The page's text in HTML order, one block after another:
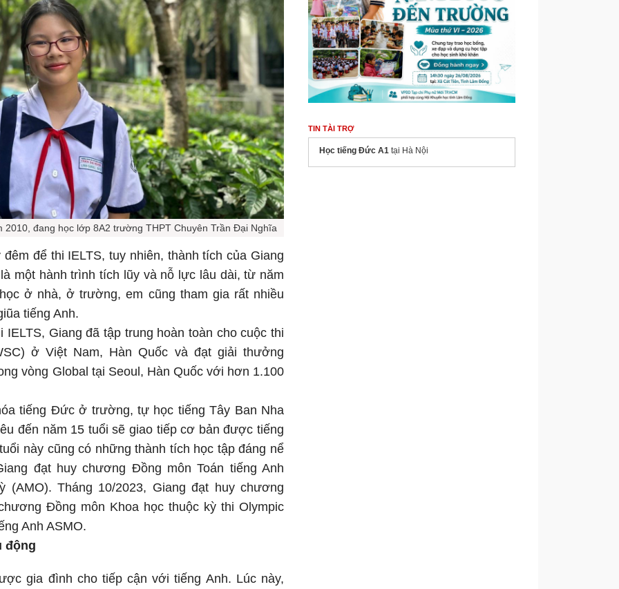
2010, đang học lớp 8A2 trường THPT Chuyên Trần Đại Nghĩa
để thi IELTS, tuy nhiên, thành tích của Giang
một hành trình tích lũy và nỗ lực lâu dài, từ năm
ở nhà, ở trường, em cũng tham gia rất nhiều
tiếng Anh.
Giang đã tập trung hoàn toàn cho cuộc thi
ở Việt Nam, Hàn Quốc và đạt giải thưởng
vòng Global tại Seoul, Hàn Quốc với hơn 1.100
tiếng Đức ở trường, tự học tiếng Tây Ban Nha
đến năm 15 tuổi sẽ giao tiếp cơ bản được tiếng
này cũng có những thành tích học tập đáng nể
đạt huy chương Đồng môn Toán tiếng Anh
(AMO). Tháng 10/2023, Giang đạt huy chương
Đồng môn Khoa học thuộc kỳ thi Olympic
Anh ASMO.
động
gia đình cho tiếp cận với tiếng Anh. Lúc này,
TIN TÀI TRỢ
Học tiếng Đức A1 tại Hà Nội